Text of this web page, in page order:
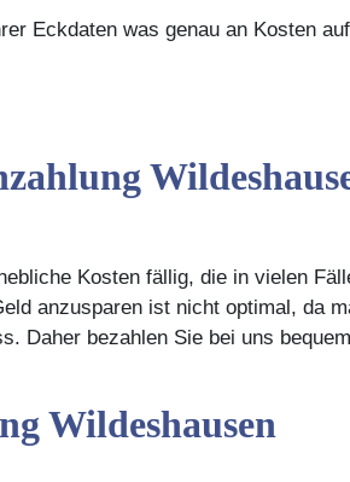
Eckdaten was genau an Kosten
Kosten fällig, die in vielen
anzusparen ist nicht optimal, da
Daher bezahlen Sie bei uns
Wildeshausen